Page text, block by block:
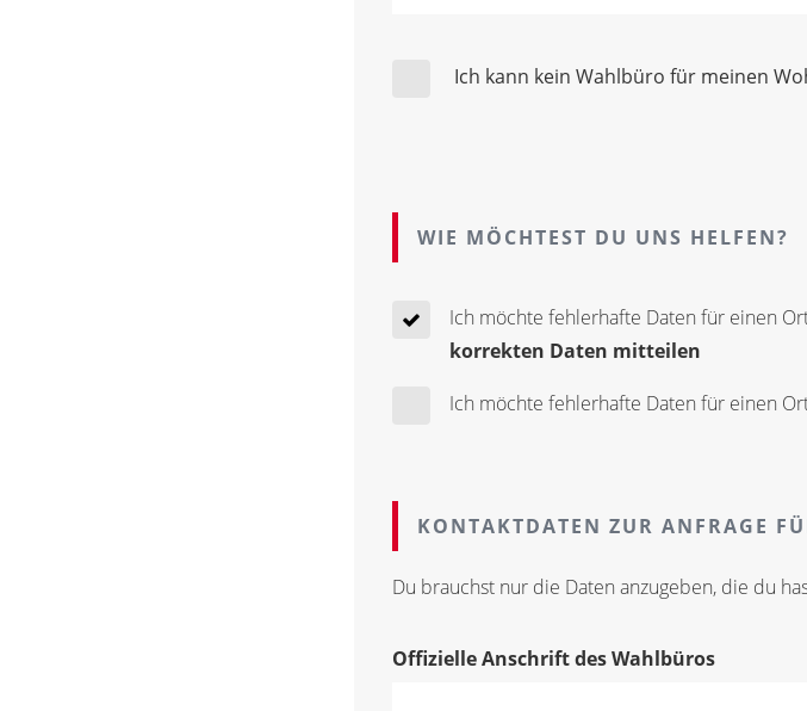
Ich kann kein Wahlbüro für meinen
WIE MÖCHTEST DU UNS HELFEN?
Ich möchte fehlerhafte Daten für einen
korrekten Daten mitteilen
Ich möchte fehlerhafte Daten für einen
KONTAKTDATEN ZUR ANFRAGE
Du brauchst nur die Daten anzugeben, die du
Offizielle Anschrift des Wahlbüros